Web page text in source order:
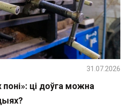
ці доўга можна
31.07.2026